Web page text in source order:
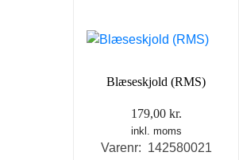
Blæseskjold (RMS)
179,00 kr.
inkl. moms
Varenr: 142580021